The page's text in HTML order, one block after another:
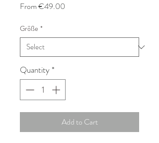
From€49.00
Größe *
Quantity*
Add to Cart